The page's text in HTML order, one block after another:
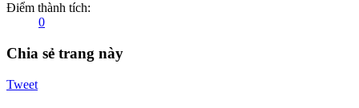
Điểm thành tích:
0
Chia sẻ trang này
Tweet